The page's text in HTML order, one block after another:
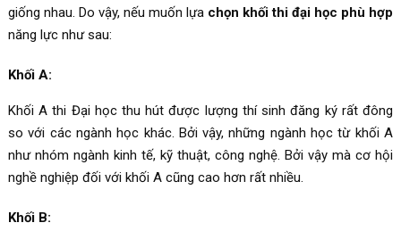
giống nhau. Do vậy, nếu muốn lựa chọn khối thi đại học phù hợp
năng lực như sau:
Khối A:
Khối A thi Đại học thu hút được lượng thí sinh đăng ký rất đông
so với các ngành học khác. Bởi vậy, những ngành học từ khối A
như nhóm ngành kinh tế, kỹ thuật, công nghệ. Bởi vậy mà cơ hội
nghề nghiệp đối với khối A cũng cao hơn rất nhiều.
Khối B: